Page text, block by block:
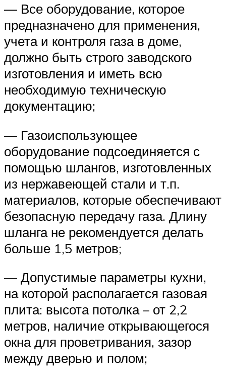
— Все оборудование, которое
предназначено для применения,
учета и контроля газа в доме,
должно быть строго заводского
изготовления и иметь всю
необходимую техническую
документацию;
— Газоиспользующее
оборудование подсоединяется с
помощью шлангов, изготовленных
из нержавеющей стали и т.п.
материалов, которые обеспечивают
безопасную передачу газа. Длину
шланга не рекомендуется делать
больше 1,5 метров;
— Допустимые параметры кухни,
на которой располагается газовая
плита: высота потолка – от 2,2
метров, наличие открывающегося
окна для проветривания, зазор
между дверью и полом;